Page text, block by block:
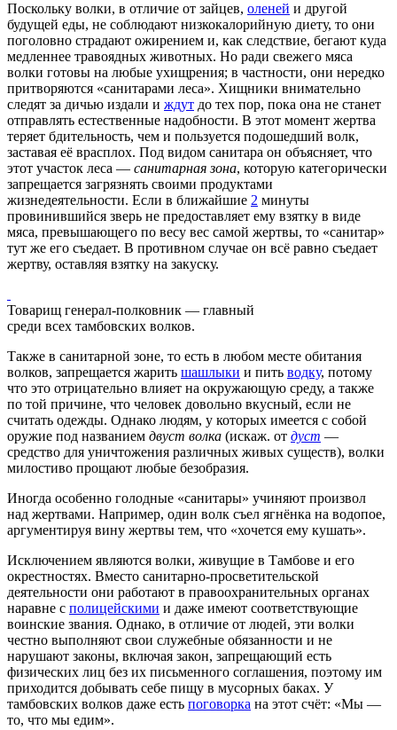
Поскольку волки, в отличие от зайцев, оленей и другой
будущей еды, не соблюдают низкокалорийную диету, то они
поголовно страдают ожирением и, как следствие, бегают куда
медленнее травоядных животных. Но ради свежего мяса
волки готовы на любые ухищрения; в частности, они нередко
притворяются «санитарами леса». Хищники внимательно
следят за дичью издали и ждут до тех пор, пока она не станет
отправлять естественные надобности. В этот момент жертва
теряет бдительность, чем и пользуется подошедший волк,
заставая её врасплох. Под видом санитара он объясняет, что
этот участок леса — санитарная зона, которую категорически
запрещается загрязнять своими продуктами
жизнедеятельности. Если в ближайшие 2 минуты
провинившийся зверь не предоставляет ему взятку в виде
мяса, превышающего по весу вес самой жертвы, то «санитар»
тут же его съедает. В противном случае он всё равно съедает
жертву, оставляя взятку на закуску.
Товарищ генерал-полковник — главный
среди всех тамбовских волков.
Также в санитарной зоне, то есть в любом месте обитания
волков, запрещается жарить шашлыки и пить водку, потому
что это отрицательно влияет на окружающую среду, а также
по той причине, что человек довольно вкусный, если не
считать одежды. Однако людям, у которых имеется с собой
оружие под названием двуст волка (искаж. от дуст —
средство для уничтожения различных живых существ), волки
милостиво прощают любые безобразия.
Иногда особенно голодные «санитары» учиняют произвол
над жертвами. Например, один волк съел ягнёнка на водопое,
аргументируя вину жертвы тем, что «хочется ему кушать».
Исключением являются волки, живущие в Тамбове и его
окрестностях. Вместо санитарно-просветительской
деятельности они работают в правоохранительных органах
наравне с полицейскими и даже имеют соответствующие
воинские звания. Однако, в отличие от людей, эти волки
честно выполняют свои служебные обязанности и не
нарушают законы, включая закон, запрещающий есть
физических лиц без их письменного соглашения, поэтому им
приходится добывать себе пищу в мусорных баках. У
тамбовских волков даже есть поговорка на этот счёт: «Мы —
то, что мы едим».